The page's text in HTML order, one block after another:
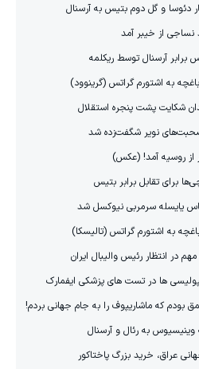
دئوسا و گل دوم بتیس به آرسنال
از خیبر آمد
برابر آرسنال توسط ریکلمه
به اشتورم گراتس (گرینوود)
شکایت پشت پنجره استقلال
نویر شگفت‌زده شد
از روسیه آمد! (عکس)
برای تقابل برابر بتیس
یایسله سرمربی نیوکسل شد
به اشتورم گراتس (تالیسکا)
در انتظار رئیس والیبال ایران
ها در تست های پزشکی ایفمارک
بودم که ماشاریپوف را به جام جهانی بردم!
به رئال و آرسنال
عراق، خرید بزرگ پاختاکور